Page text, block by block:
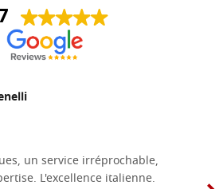
un service irréprochable,
L'excellence italienne.